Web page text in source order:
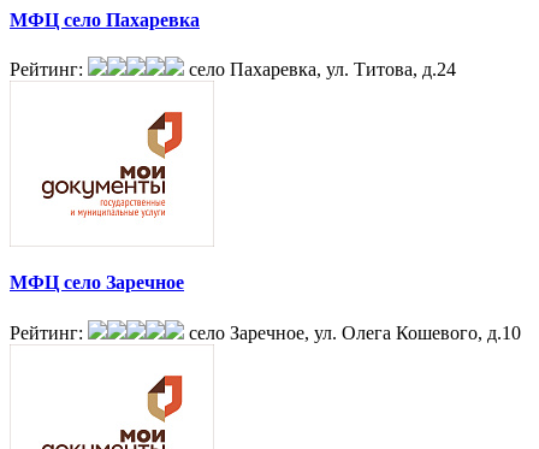
МФЦ село Пахаревка
Рейтинг: село Пахаревка, ул. Титова, д.24
МФЦ село Заречное
Рейтинг: село Заречное, ул. Олега Кошевого, д.10